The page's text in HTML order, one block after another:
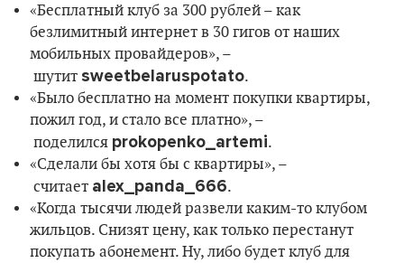
«Бесплатный клуб за 300 рублей – как
безлимитный интернет в 30 гигов от наших
мобильных провайдеров», –
шутит sweetbelaruspotato.
«Было бесплатно на момент покупки квартиры,
пожил год, и стало все платно», –
поделился prokopenko_artemi.
«Сделали бы хотя бы с квартиры», –
считает alex_panda_666.
«Когда тысячи людей развели каким-то клубом
жильцов. Снизят цену, как только перестанут
покупать абонемент. Ну, либо будет клуб для